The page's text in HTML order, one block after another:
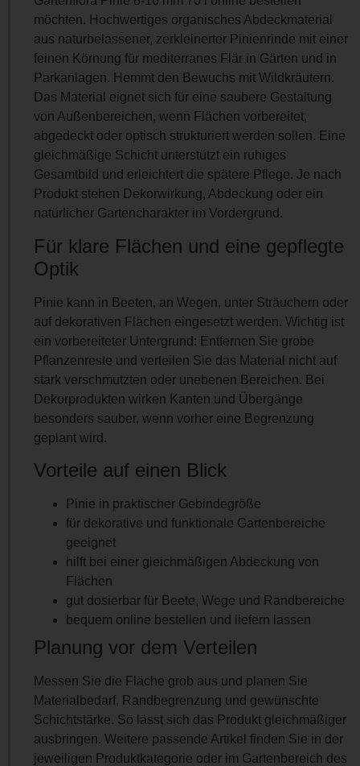
möchten. Hochwertiges organisches Abdeckmaterial
aus naturbelassener, zerkleinerter Pinienrinde mit einer
feinen Körnung für mediterranes Flär in Gärten und in
Parkanlagen. Hemmt den Bewuchs mit Wildkräutern.
Das Material eignet sich für eine saubere Gestaltung
von Außenbereichen, wenn Flächen vorbereitet,
abgedeckt oder optisch strukturiert werden sollen. Eine
gleichmäßige Schicht unterstützt ein ruhiges
Gesamtbild und erleichtert die spätere Pflege. Je nach
Produkt stehen Dekorwirkung, Abdeckung oder ein
natürlicher Gartencharakter im Vordergrund.
Für klare Flächen und eine gepflegte
Optik
Pinie kann in Beeten, an Wegen, unter Sträuchern oder
auf dekorativen Flächen eingesetzt werden. Wichtig ist
ein vorbereiteter Untergrund: Entfernen Sie grobe
Pflanzenreste und verteilen Sie das Material nicht auf
stark verschmutzten oder unebenen Bereichen. Bei
Dekorprodukten wirken Kanten und Übergänge
besonders sauber, wenn vorher eine Begrenzung
geplant wird.
Vorteile auf einen Blick
Pinie in praktischer Gebindegröße
für dekorative und funktionale Gartenbereiche
geeignet
hilft bei einer gleichmäßigen Abdeckung von
Flächen
gut dosierbar für Beete, Wege und Randbereiche
bequem online bestellen und liefern lassen
Planung vor dem Verteilen
Messen Sie die Fläche grob aus und planen Sie
Materialbedarf, Randbegrenzung und gewünschte
Schichtstärke. So lässt sich das Produkt gleichmäßiger
ausbringen. Weitere passende Artikel finden Sie in der
jeweiligen Produktkategorie oder im Gartenbereich des